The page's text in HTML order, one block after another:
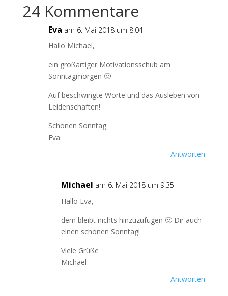
24 Kommentare
Eva am 6. Mai 2018 um 8:04
Hallo Michael,
ein großartiger Motivationsschub am
Sonntagmorgen 🙂
Auf beschwingte Worte und das Ausleben von
Leidenschaften!
Schönen Sonntag
Eva
Antworten
Michael am 6. Mai 2018 um 9:35
Hallo Eva,
dem bleibt nichts hinzuzufügen 🙂 Dir auch
einen schönen Sonntag!
Viele Grüße
Michael
Antworten